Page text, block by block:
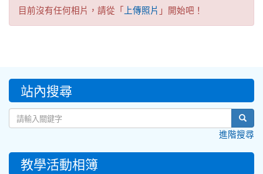
目前沒有任何相片，請從「 上傳照片 」開始吧！
::: 站內搜尋
進階搜尋
教學活動相簿